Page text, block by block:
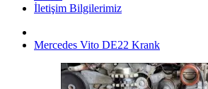
İletişim Bilgilerimiz
Mercedes Vito DE22 Krank